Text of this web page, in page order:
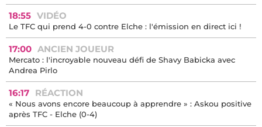
18:55 VIDÉO
Le TFC qui prend 4-0 contre Elche : l'émission en direct ici !
17:00 ANCIEN JOUEUR
Mercato : l'incroyable nouveau défi de Shavy Babicka avec
Andrea Pirlo
16:17 RÉACTION
« Nous avons encore beaucoup à apprendre » : Askou positive
après TFC - Elche (0-4)